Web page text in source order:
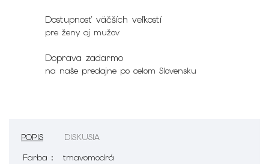
Dostupnosť väčších veľkostí
pre ženy aj mužov
Doprava zadarmo
na naše predajne po celom Slovensku
POPIS
DISKUSIA
Farba :
tmavomodrá